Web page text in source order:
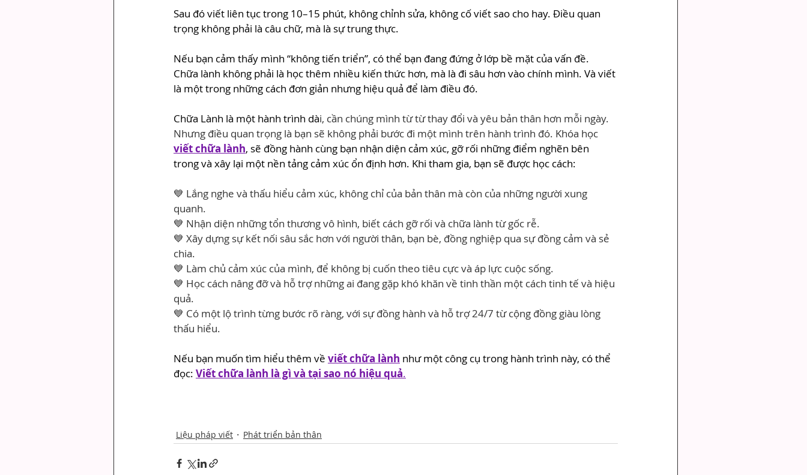
Sau đó viết liên tục trong 10–15 phút, không chỉnh sửa, không cố viết sao cho hay. Điều quan
trọng không phải là câu chữ, mà là sự trung thực.
Nếu bạn cảm thấy mình “không tiến triển”, có thể bạn đang đứng ở lớp bề mặt của vấn đề.
Chữa lành không phải là học thêm nhiều kiến thức hơn, mà là đi sâu hơn vào chính mình. Và viết
là một trong những cách đơn giản nhưng hiệu quả để làm điều đó.
Chữa Lành là một hành trình dài, cần chúng mình từ từ thay đổi và yêu bản thân hơn mỗi ngày.
Nhưng điều quan trọng là bạn sẽ không phải bước đi một mình trên hành trình đó. Khóa học
viết chữa lành, sẽ đồng hành cùng bạn nhận diện cảm xúc, gỡ rối những điểm nghẽn bên
trong và xây lại một nền tảng cảm xúc ổn định hơn. Khi tham gia, bạn sẽ được học cách:
💙 Lắng nghe và thấu hiểu cảm xúc, không chỉ của bản thân mà còn của những người xung
quanh.
💙 Nhận diện những tổn thương vô hình, biết cách gỡ rối và chữa lành từ gốc rễ.
💙 Xây dựng sự kết nối sâu sắc hơn với người thân, bạn bè, đồng nghiệp qua sự đồng cảm và sẻ
chia.
💙 Làm chủ cảm xúc của mình, để không bị cuốn theo tiêu cực và áp lực cuộc sống.
💙 Học cách nâng đỡ và hỗ trợ những ai đang gặp khó khăn về tinh thần một cách tinh tế và hiệu
quả.
💙 Có một lộ trình từng bước rõ ràng, với sự đồng hành và hỗ trợ 24/7 từ cộng đồng giàu lòng
thấu hiểu.
Nếu bạn muốn tìm hiểu thêm về viết chữa lành như một công cụ trong hành trình này, có thể
đọc: Viết chữa lành là gì và tại sao nó hiệu quả.
Liệu pháp viết Phát triển bản thân